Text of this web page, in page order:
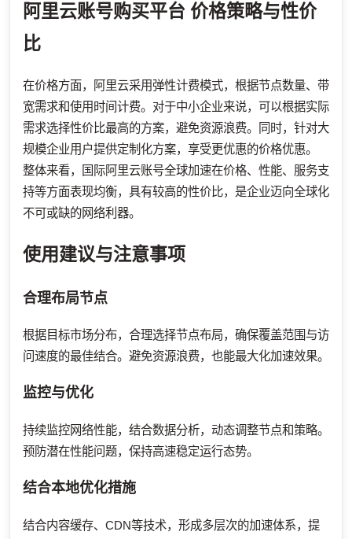
阿里云账号购买平台 价格策略与性价
比
在价格方面，阿里云采用弹性计费模式，根据节点数量、带
宽需求和使用时间计费。对于中小企业来说，可以根据实际
需求选择性价比最高的方案，避免资源浪费。同时，针对大
规模企业用户提供定制化方案，享受更优惠的价格优惠。
整体来看，国际阿里云账号全球加速在价格、性能、服务支
持等方面表现均衡，具有较高的性价比，是企业迈向全球化
不可或缺的网络利器。
使用建议与注意事项
合理布局节点
根据目标市场分布，合理选择节点布局，确保覆盖范围与访
问速度的最佳结合。避免资源浪费，也能最大化加速效果。
监控与优化
持续监控网络性能，结合数据分析，动态调整节点和策略。
预防潜在性能问题，保持高速稳定运行态势。
结合本地优化措施
结合内容缓存、CDN等技术，形成多层次的加速体系，提